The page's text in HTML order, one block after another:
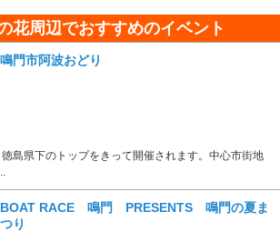
花周辺でおすすめのイベント
鳴門市阿波おどり
島県下のトップをきって開催されます。中心市街地
BOAT RACE 鳴門 PRESENTS 鳴門の夏ま
つり